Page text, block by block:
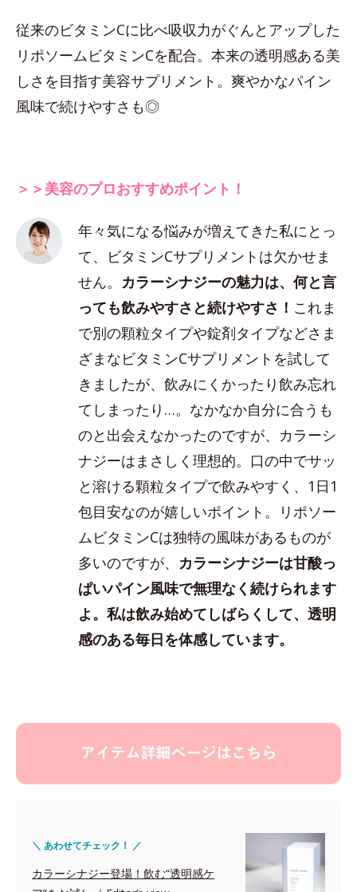
従来のビタミンCに比べ吸収力がぐんとアップした
リポソームビタミンCを配合。本来の透明感ある美
しさを目指す美容サプリメント。爽やかなパイン
風味で続けやすさも◎
＞＞美容のプロおすすめポイント！
年々気になる悩みが増えてきた私にとっ
て、ビタミンCサプリメントは欠かせま
せん。 カラーシナジーの魅力は、何と言
っても飲みやすさと続けやすさ！ これま
で別の顆粒タイプや錠剤タイプなどさま
ざまなビタミンCサプリメントを試して
きましたが、飲みにくかったり飲み忘れ
てしまったり…。なかなか自分に合うも
のと出会えなかったのですが、カラーシ
ナジーはまさしく理想的。口の中でサッ
と溶ける顆粒タイプで飲みやすく、1日1
包目安なのが嬉しいポイント。リポソー
ムビタミンCは独特の風味があるものが
多いのですが、 カラーシナジーは甘酸っ
ぱいパイン風味で無理なく続けられます
よ。私は飲み始めてしばらくして、透明
感のある毎日を体感しています。
＼ あわせてチェック！ ／
カラーシナジー登場！飲む“透明感ケ